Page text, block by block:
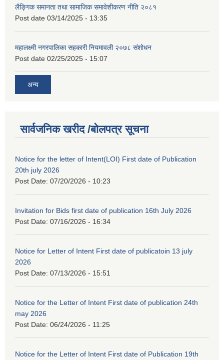
लैङ्गिक समानता तथा सामाजिक समावेशीकरण नीति २०८१
Post date 03/14/2025 - 13:35
महालक्ष्मी नगरपालिका सहकारी नियमावली २०७८ संशोधन
Post date 02/25/2025 - 15:07
अन्य
सार्वजनिक खरीद /बोलपत्र सूचना
Notice for the letter of Intent(LOI) First date of Publication
20th july 2026
Post Date: 07/20/2026 - 10:23
Invitation for Bids first date of publication 16th July 2026
Post Date: 07/16/2026 - 16:34
Notice for Letter of Intent First date of publicatoin 13 july
2026
Post Date: 07/13/2026 - 15:51
Notice for the Letter of Intent First date of publication 24th
may 2026
Post Date: 06/24/2026 - 11:25
Notice for the Letter of Intent First date of Publication 19th